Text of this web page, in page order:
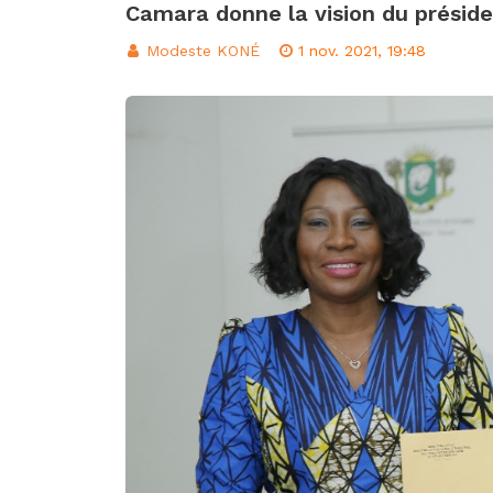
d’intégration
Classement
Camara donne la vision du
Modeste KONÉ 1 nov. 2021, 19:48